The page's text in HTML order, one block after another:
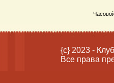
{c} 2023 -
Все права